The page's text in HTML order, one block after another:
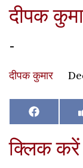
दीपक
-
दीपक कुमार
Share
on
Facebook
क्लिक